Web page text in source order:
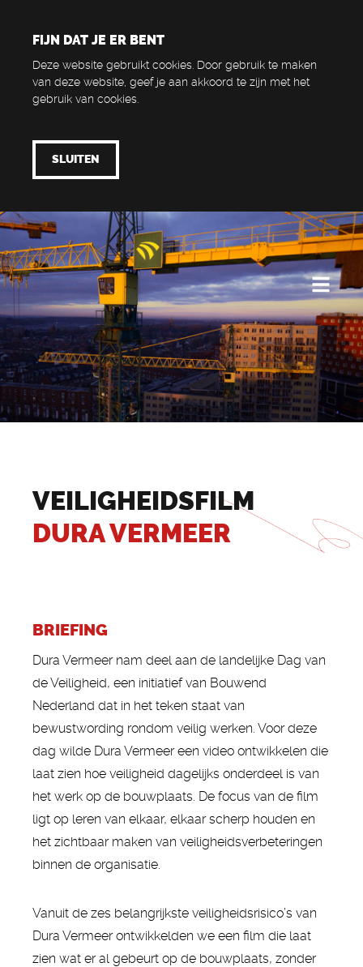
FIJN DAT JE ER BENT
Deze website gebruikt cookies. Door gebruik te maken
van deze website, geef je aan akkoord te zijn met het
gebruik van cookies.
SLUITEN
VEILIGHEIDSFILM
DURA VERMEER
BRIEFING
Dura Vermeer nam deel aan de landelijke Dag van
de Veiligheid, een initiatief van Bouwend
Nederland dat in het teken staat van
bewustwording rondom veilig werken. Voor deze
dag wilde Dura Vermeer een video ontwikkelen die
laat zien hoe veiligheid dagelijks onderdeel is van
het werk op de bouwplaats. De focus van de film
ligt op leren van elkaar, elkaar scherp houden en
het zichtbaar maken van veiligheidsverbeteringen
binnen de organisatie.
Vanuit de zes belangrijkste veiligheidsrisico’s van
Dura Vermeer ontwikkelden we een film die laat
zien wat er al gebeurt op de bouwplaats, zonder